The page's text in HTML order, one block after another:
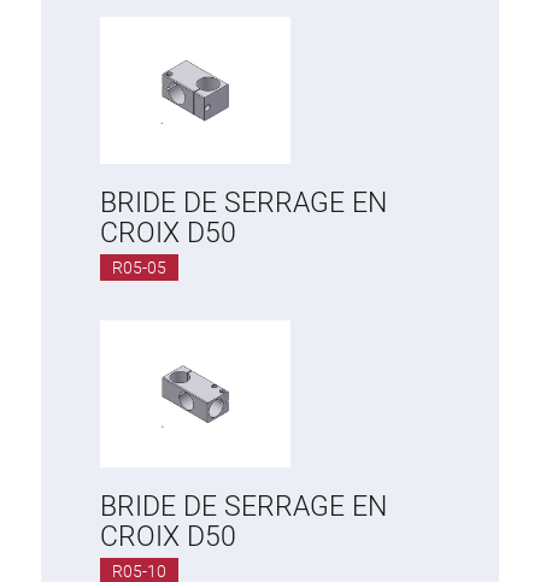
BRIDE DE SERRAGE EN
CROIX D50
R05-05
BRIDE DE SERRAGE EN
CROIX D50
R05-10